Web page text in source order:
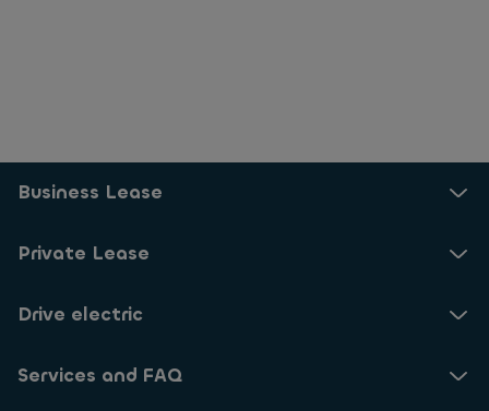
Business Lease
Private Lease
Drive electric
Services and FAQ